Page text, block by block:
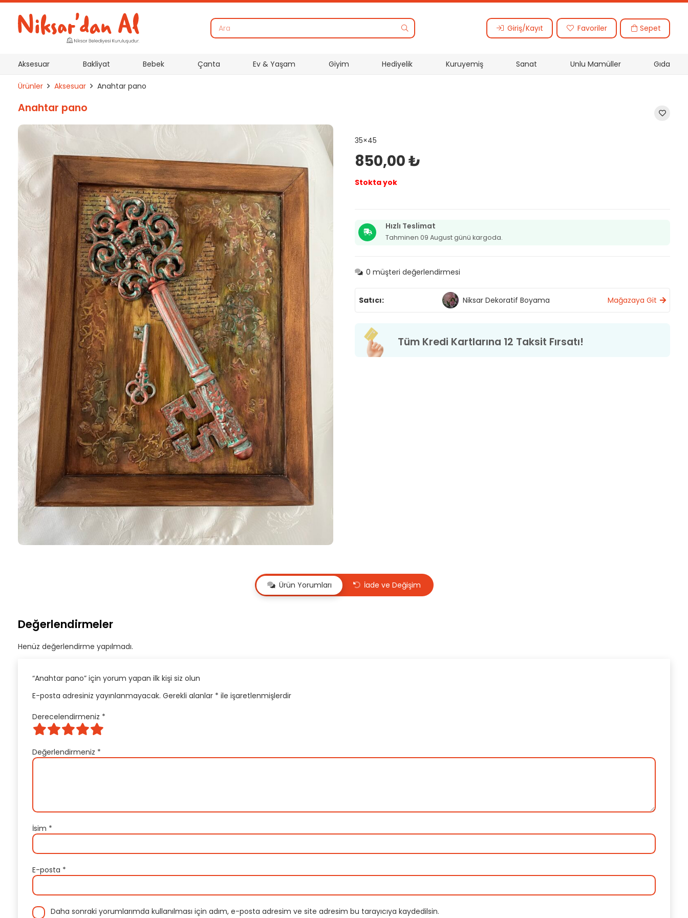
Giriş/Kayıt Favoriler Sepet
Aksesuar Bakliyat Bebek Çanta Ev & Yaşam Giyim Hediyelik Kuruyemiş Sanat Unlu Mamüller Gıda
Ürünler Aksesuar Anahtar pano
Anahtar pano
35×45
850,00₺
Stokta yok
Hızlı Teslimat
Tahminen 09 August günü kargoda.
0 müşteri değerlendirmesi
Satıcı: Niksar Dekoratif Boyama Mağazaya Git
Tüm Kredi Kartlarına 12 Taksit Fırsatı!
Ürün Yorumları İade ve Değişim
Değerlendirmeler
Henüz değerlendirme yapılmadı.
“Anahtar pano” için yorum yapan ilk kişi siz olun
E-posta adresiniz yayınlanmayacak. Gerekli alanlar * ile işaretlenmişlerdir
Derecelendirmeniz *
Değerlendirmeniz *
İsim *
E-posta *
Daha sonraki yorumlarımda kullanılması için adım, e-posta adresim ve site adresim bu tarayıcıya kaydedilsin.